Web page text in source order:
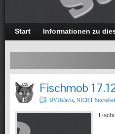
Start Informationen zu
JAN
17
Fischmob
DVDs/avis NICHT